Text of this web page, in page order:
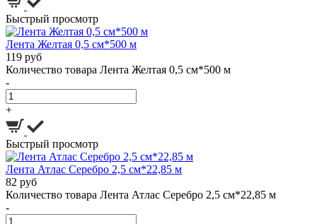
Быстрый просмотр
Лента Желтая 0,5 см*500 м
119 руб
Количество товара Лента Желтая 0,5 см*500 м
-
+
Быстрый просмотр
Лента Атлас Серебро 2,5 см*22,85 м
82 руб
Количество товара Лента Атлас Серебро 2,5 см*22,85 м
-